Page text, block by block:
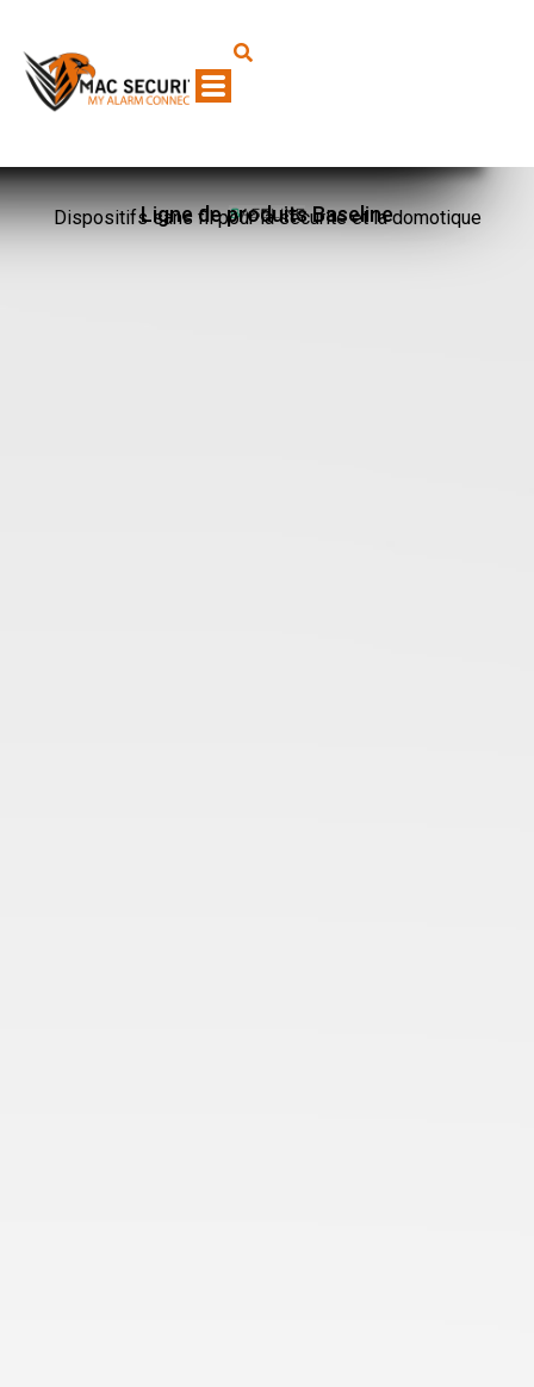
Ligne de produits Baseline
Dispositifs sans fil pour la sécurité et la domotique